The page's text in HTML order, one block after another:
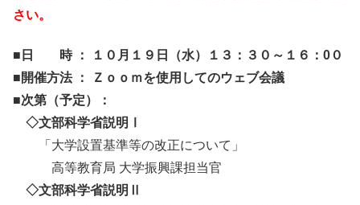
さい。
■日 時 ： １０月１９日（水）１３：３０～１６：0０
■開催方法 ： Ｚｏｏｍを使用してのウェブ会議
■次第（予定）：
◇文部科学省説明Ⅰ
「大学設置基準等の改正について」
高等教育局 大学振興課担当官
◇文部科学省説明Ⅱ